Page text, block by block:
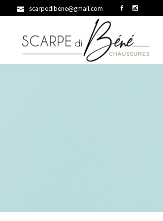
scarpedibene@gmail.com